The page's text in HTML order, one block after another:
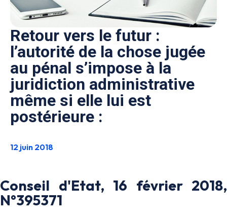
Retour vers le futur :
l’autorité de la chose jugée
au pénal s’impose à la
juridiction administrative
même si elle lui est
postérieure :
12 juin 2018
Conseil d'Etat, 16 février 2018,
N°395371